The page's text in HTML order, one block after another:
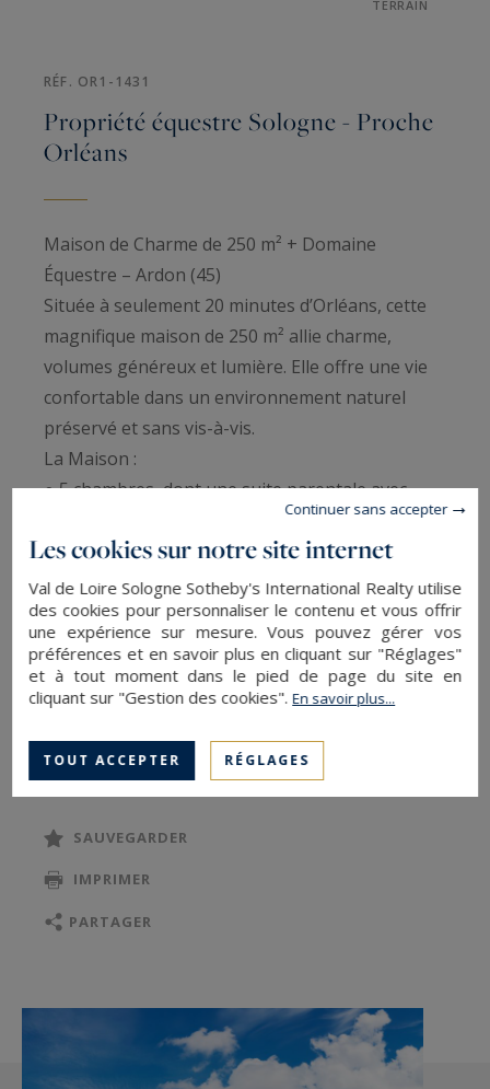
TERRAIN
RÉF. OR1-1431
Propriété équestre Sologne - Proche
Orléans
Maison de Charme de 250 m² + Domaine
Équestre – Ardon (45)
Située à seulement 20 minutes d’Orléans, cette
magnifique maison de 250 m² allie charme,
volumes généreux et lumière. Elle offre une vie
confortable dans un environnement naturel
préservé et sans vis-à-vis.
La Maison :
● 5 chambres, dont une suite parentale avec
● Double séjour lumineux et spacieux, idéal pour
se détendre ou recevoir
● Cuisine équipée, arrière-cuisine / buanderie
● 2 salles de bains et 2 WC indépendants
● Pompe à chaleur et aucuns travaux à prévoir –
état irréprochable
Domaine Équestre Professionnel – 09 Hectares
Le domaine équestre, entièrement aménagé,
comprend :
boxes intégrés, sellerie, graineterie, salle de club
● Carrière 75 x 75 m, terrain de cross, marcheur
ateliers, stockage
● Paddocks avec abris, accès direct à la forêt
● Cavalier professionnel en place
LIRE LA SUITE
SAUVEGARDER
IMPRIMER
PARTAGER
Les cookies sur notre site internet
Val de Loire Sologne Sotheby's International Realty utilise
des cookies pour personnaliser le contenu et vous offrir
une expérience sur mesure. Vous pouvez gérer vos
préférences et en savoir plus en cliquant sur "Réglages"
et à tout moment dans le pied de page du site en
cliquant sur "Gestion des cookies".En savoir plus...
TOUT ACCEPTER RÉGLAGES
Continuer sans accepter